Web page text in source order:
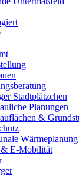
Stadtplätzchen
Planungen
&
Wärmeplanung
& E-Mobilität